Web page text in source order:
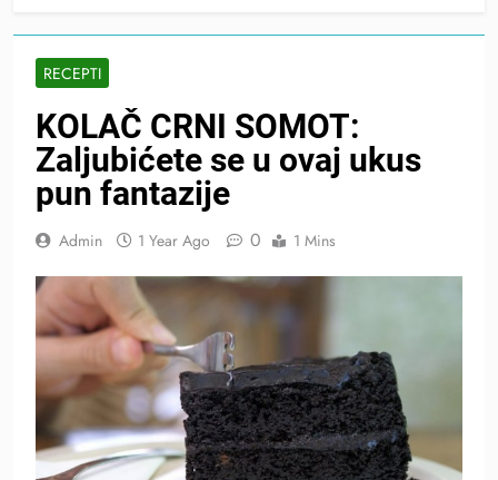
RECEPTI
KOLAČ CRNI SOMOT:
Zaljubićete se u ovaj ukus
pun fantazije
Admin 1 Year Ago 0 1 Mins